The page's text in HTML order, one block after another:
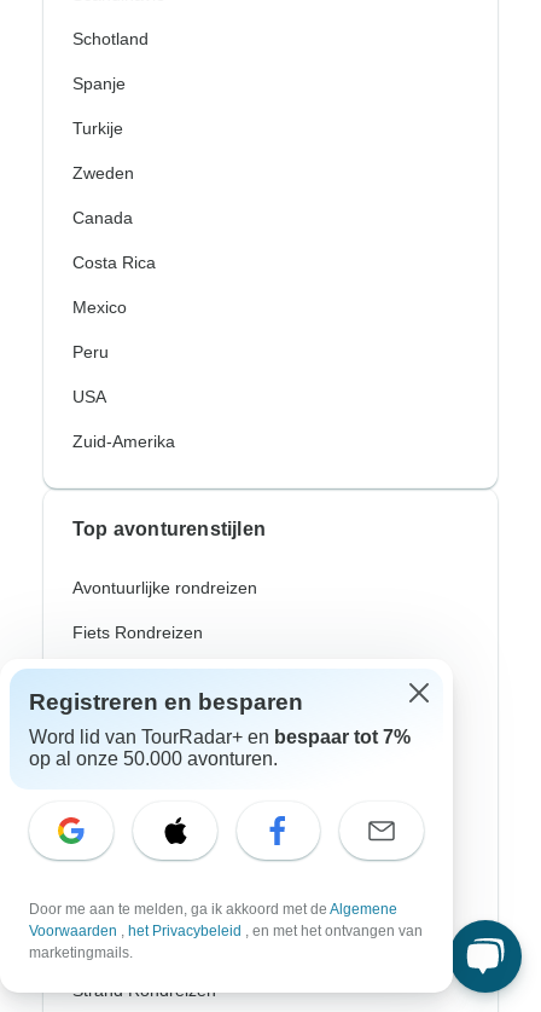
Schotland
Spanje
Turkije
Zweden
Canada
Costa Rica
Mexico
Peru
USA
Zuid-Amerika
Top avonturenstijlen
Avontuurlijke rondreizen
Fiets Rondreizen
Afrika Safari
Culturele Rondreizen
Bus Rondreizen
Trein / Spoor Reizen
Strand Rondreizen
Registreren en besparen
Word lid van TourRadar+ en bespaar tot 7%
op al onze 50.000 avonturen.
Door me aan te melden, ga ik akkoord met de Algemene
Voorwaarden , het Privacybeleid , en met het ontvangen van
marketingmails.